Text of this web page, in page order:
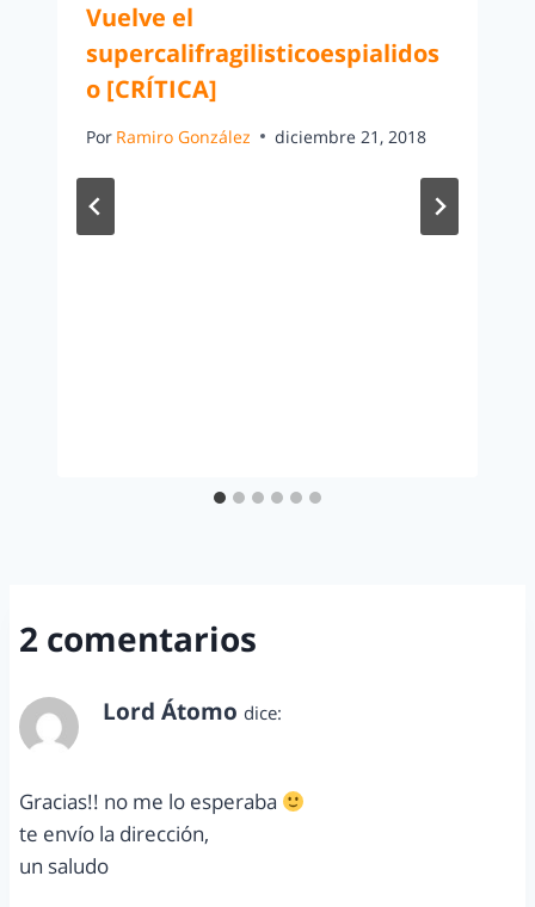
Vuelve el
supercalifragilisticoespialidos
o [CRÍTICA]
Por Ramiro González diciembre 21, 2018
2 comentarios
Lord Átomo dice:
Gracias!! no me lo esperaba
te envío la dirección,
un saludo